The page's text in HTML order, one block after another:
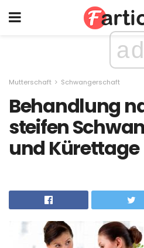
ad
Mutterschaft Schwangerschaft
Behandlung
steifen
und Kürettage